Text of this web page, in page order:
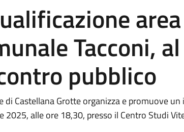
Tacconi,
pubblico
di Castellana Grotte organizza e promuove
2025, alle ore 18,30, presso il Centro Studi